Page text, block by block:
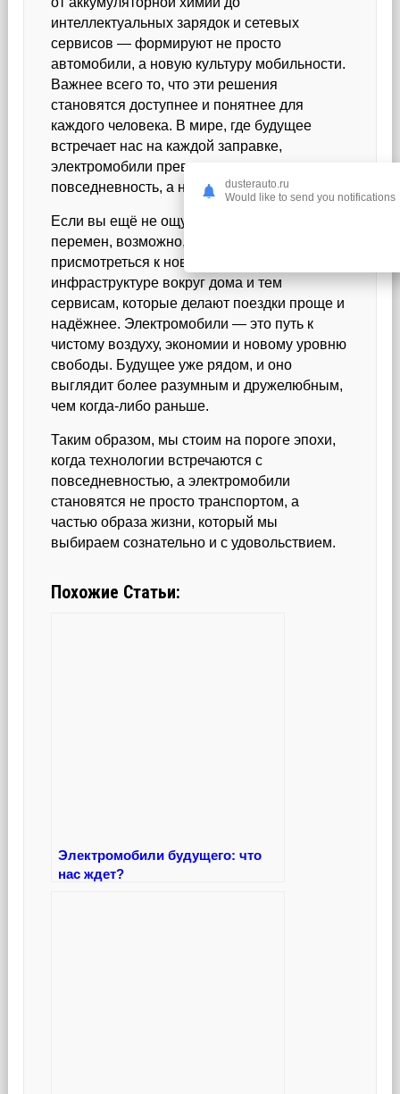
интеллектуальных зарядок и сетевых
сервисов — формируют не просто
автомобили, а новую культуру мобильности.
Важнее всего то, что эти решения
становятся доступнее и понятнее для
каждого человека. В мире, где будущее
встречает нас на каждой заправке,
электромобили превращаются в
повседневность, а не редкое чудо.
Если вы ещё не ощутили на себе дух
перемен, возможно, пришло время
присмотреться к новым моделям,
инфраструктуре вокруг дома и тем
сервисам, которые делают поездки проще и
надёжнее. Электромобили — это путь к
чистому воздуху, экономии и новому уровню
свободы. Будущее уже рядом, и оно
выглядит более разумным и дружелюбным,
чем когда-либо раньше.
Таким образом, мы стоим на пороге эпохи,
когда технологии встречаются с
повседневностью, а электромобили
становятся не просто транспортом, а
частью образа жизни, который мы
выбираем сознательно и с удовольствием.
Похожие Статьи:
Электромобили будущего: что
нас ждет?
dusterauto.ru
Would like to send you notifications